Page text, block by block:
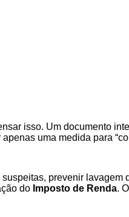
isso. Um documento
uma medida para
prevenir
do Imposto de Renda.